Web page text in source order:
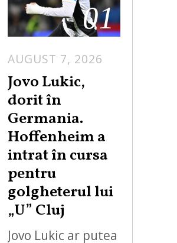
01
AUGUST 7, 2026
Jovo Lukic,
dorit în
Germania.
Hoffenheim a
intrat în cursa
pentru
golgheterul lui
„U” Cluj
Jovo Lukic ar putea